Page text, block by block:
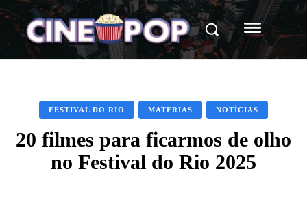
FESTIVAL DO RIO MATÉRIAS NOTÍCIAS
20 filmes para ficarmos de olho
no Festival do Rio 2025